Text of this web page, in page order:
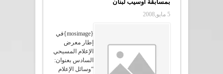
بمسابقة أوسيب لبنان
5 مايو,2008
{mosimage}في
إطار معرض
الإعلام المسيحي
السادس بعنوان:
“وسائل الإعلام